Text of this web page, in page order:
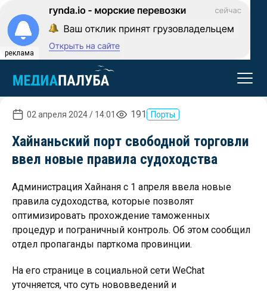
реклама
02 апреля 2024 / 14:01 191 Порты
Хайнаньский порт свободной торговли
ввел новые правила судоходства
Администрация Хайнаня с 1 апреля ввела новые
правила судоходства, которые позволят
оптимизировать прохождение таможенных
процедур и пограничный контроль. Об этом сообщил
отдел пропаганды парткома провинции.
На его странице в социальной сети WeChat
уточняется, что суть нововведений и